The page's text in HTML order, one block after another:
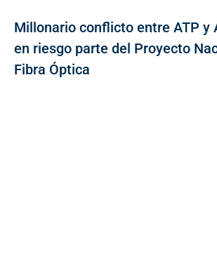
Millonario conflicto entre ATP y
en riesgo parte del Proyecto
Fibra Óptica